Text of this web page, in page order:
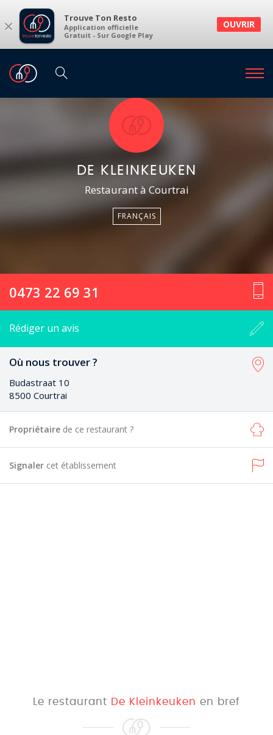
× Trouve Ton Resto
Application officielle
Gratuit - Sur Google Play
OUVRIR
DE KLEINKEUKEN
Restaurant à Courtrai
FRANÇAIS
0473 22 69 31
Rédiger un avis
Où nous trouver ?
Budastraat 10
8500 Courtrai
Propriétaire de ce restaurant ?
Signaler cet établissement
Le restaurant De Kleinkeuken en bref